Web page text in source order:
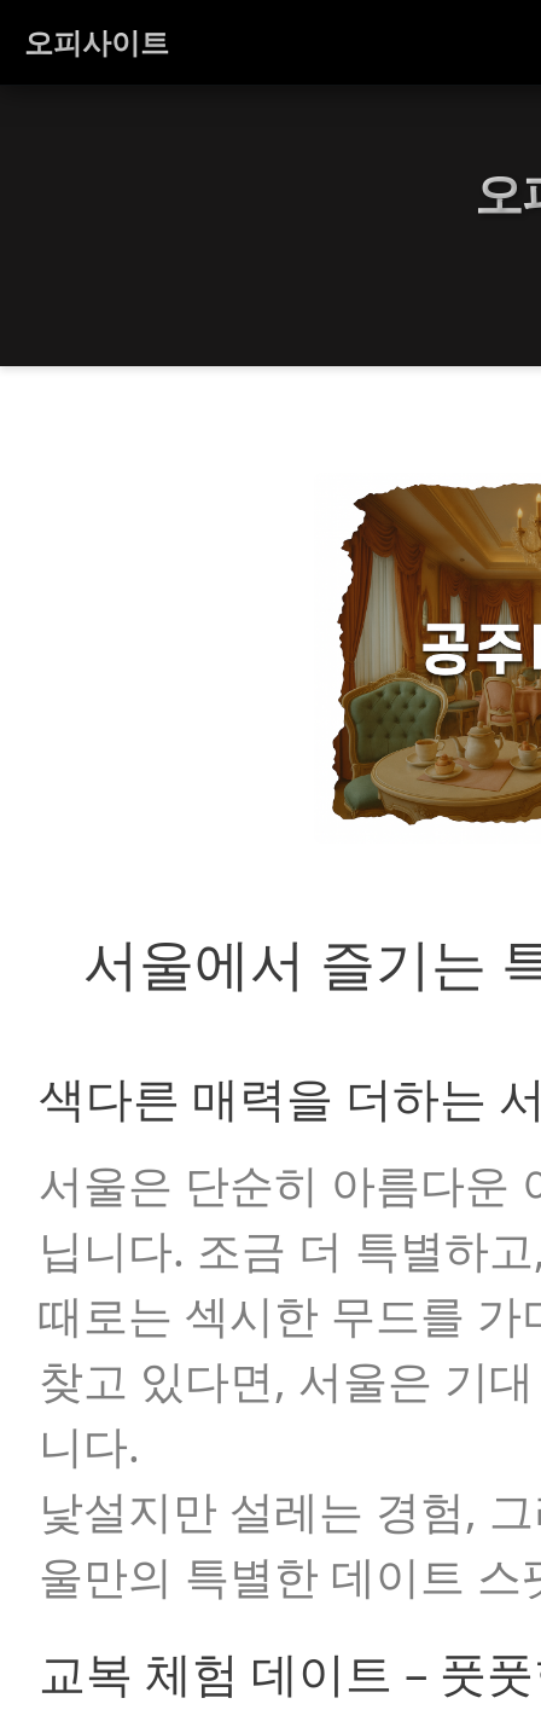
오피사이트
오
서울에서 즐기는
색다른 매력을 더하는
서울은 단순히 아름다운
닙니다. 조금 더 특별하
때로는 섹시한 무드를
찾고 있다면, 서울은 기
니다.
낯설지만 설레는 경험,
울만의 특별한 데이트
교복 체험 데이트 – 풋